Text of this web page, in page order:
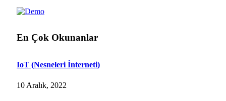
En Çok Okunanlar
IoT (Nesneleri İnterneti)
10 Aralık, 2022